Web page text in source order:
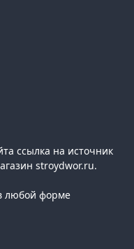
ссылка на источник
stroydwor.ru.
любой форме